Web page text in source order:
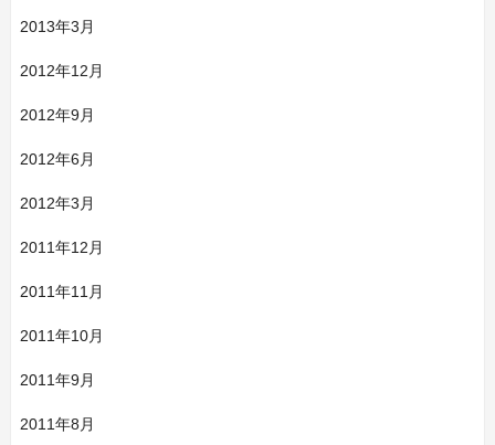
2013年3月
2012年12月
2012年9月
2012年6月
2012年3月
2011年12月
2011年11月
2011年10月
2011年9月
2011年8月